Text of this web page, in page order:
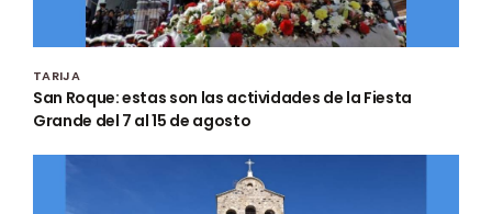
TARIJA
San Roque: estas son las actividades de la Fiesta
Grande del 7 al 15 de agosto